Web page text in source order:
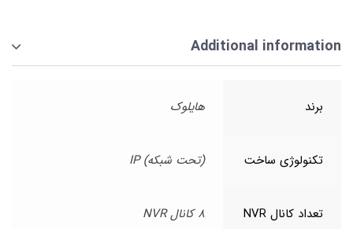
Additional information
برند هایلوک
تکنولوژی ساخت (تحت شبکه) IP
تعداد کانال NVR 8 کانال NVR